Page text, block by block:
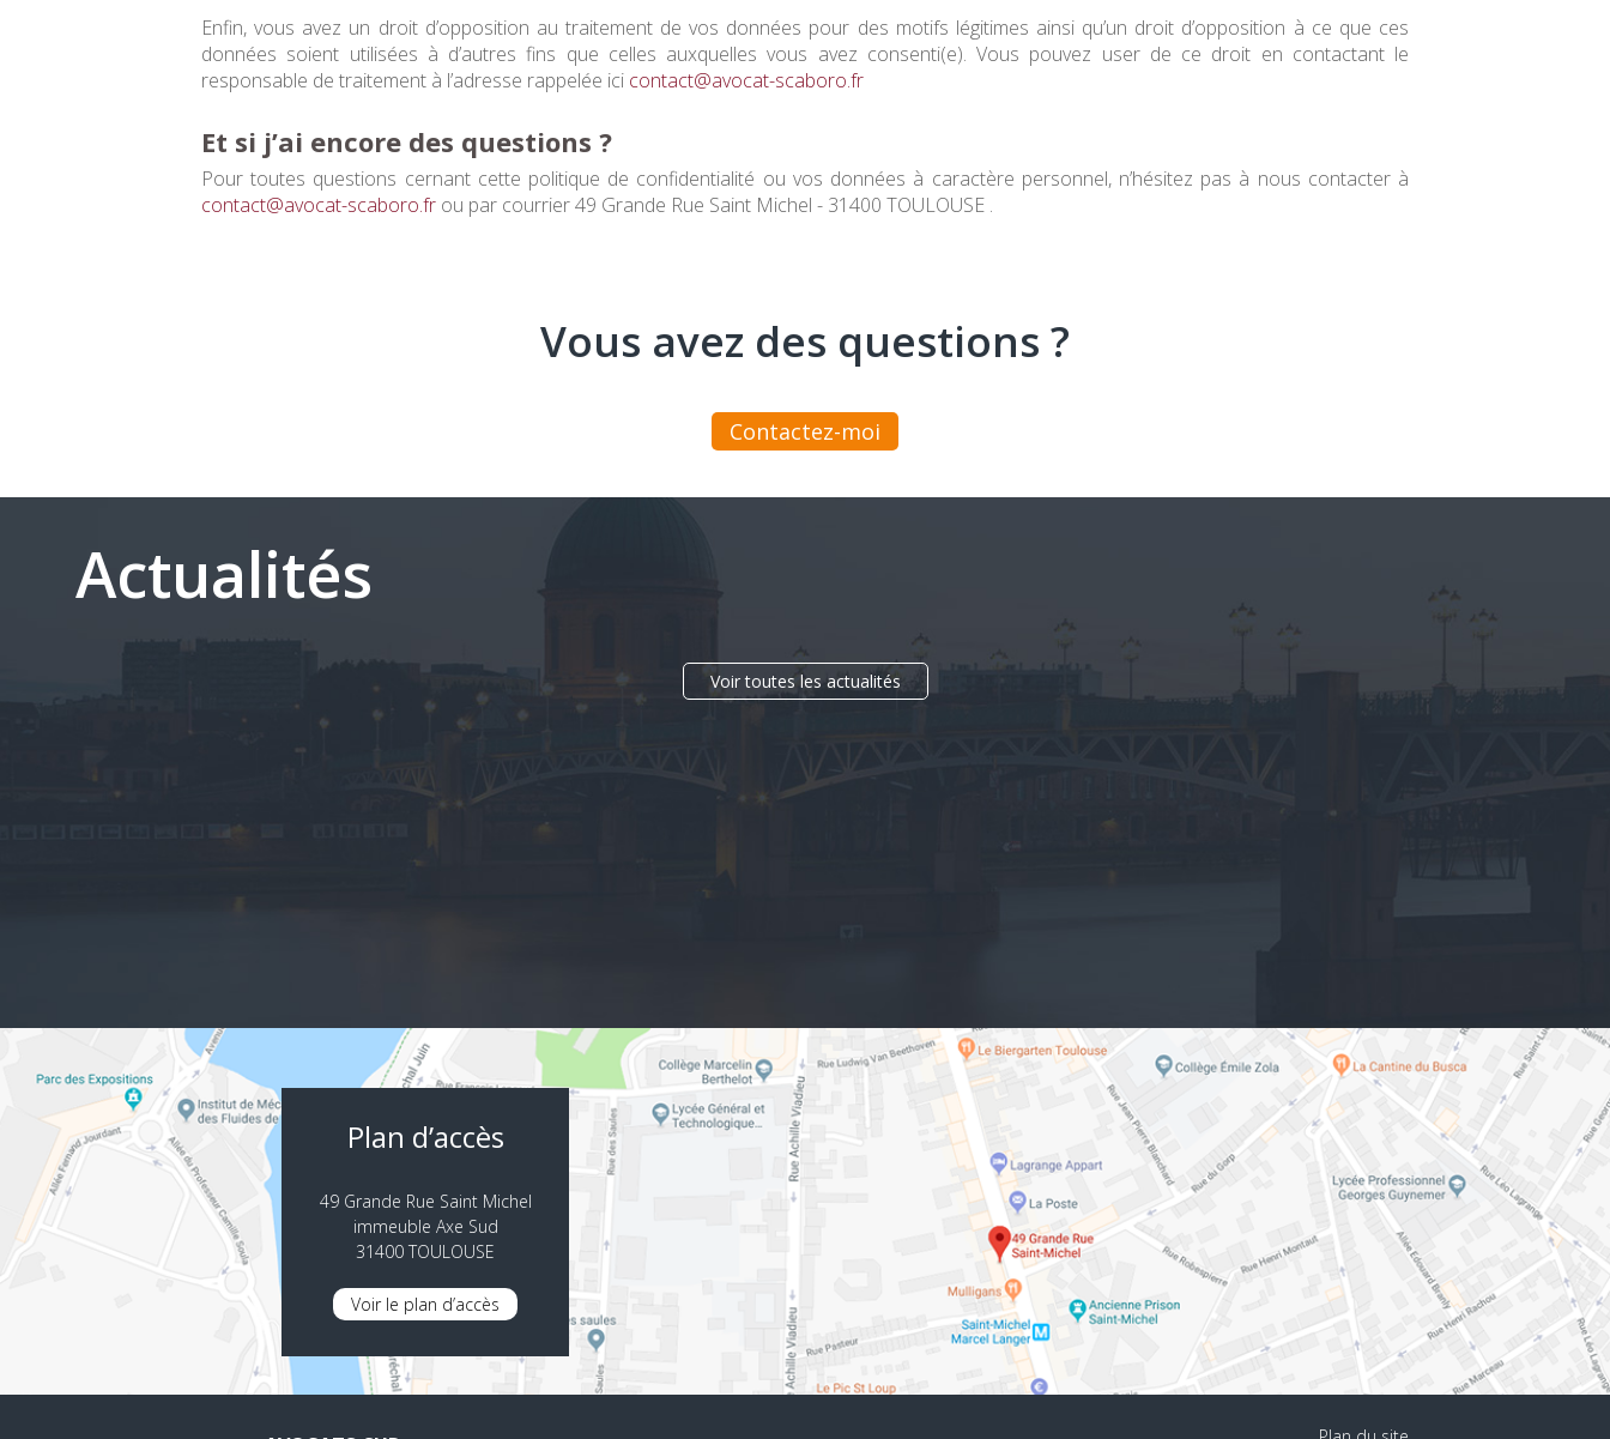
Enfin, vous avez un droit d’opposition au traitement de vos données pour des motifs légitimes ainsi qu’un droit d’opposition à ce que ces
données soient utilisées à d’autres fins que celles auxquelles vous avez consenti(e). Vous pouvez user de ce droit en contactant le
responsable de traitement à l’adresse rappelée ici contact@avocat-scaboro.fr
Et si j’ai encore des questions ?
Pour toutes questions cernant cette politique de confidentialité ou vos données à caractère personnel, n’hésitez pas à nous contacter à
contact@avocat-scaboro.fr ou par courrier 49 Grande Rue Saint Michel - 31400 TOULOUSE .
Vous avez des questions ?
Contactez-moi
Actualités
Voir toutes les actualités
Plan d’accès
49 Grande Rue Saint Michel
immeuble Axe Sud
31400 TOULOUSE
Voir le plan d’accès